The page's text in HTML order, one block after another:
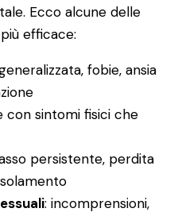
Ecco alcune delle
efficace:
fobie, ansia
con sintomi fisici che
persistente, perdita
: incomprensioni,